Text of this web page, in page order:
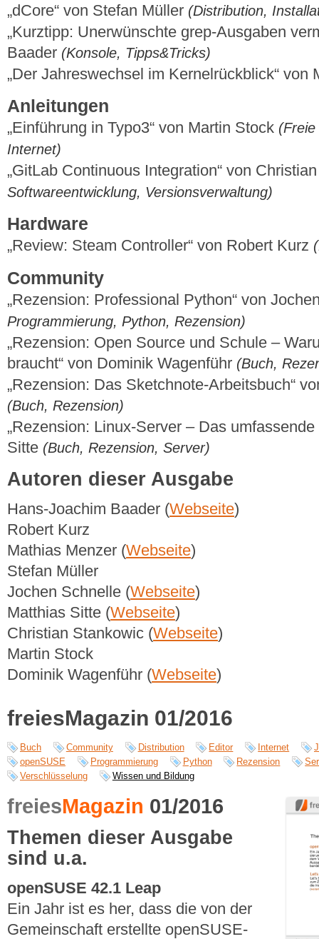
„dCore“ von Stefan Müller (Distribution,
„Kurztipp: Unerwünschte grep-Ausgaben
Baader (Konsole, Tipps&Tricks)
„Der Jahreswechsel im Kernelrückblick“ von
Anleitungen
„Einführung in Typo3“ von Martin Stock
Internet)
„GitLab Continuous Integration“ von
Softwareentwicklung, Versionsverwaltung)
Hardware
„Review: Steam Controller“ von Robert Kurz
Community
„Rezension: Professional Python“ von
Programmierung, Python, Rezension)
„Rezension: Open Source und Schule –
braucht“ von Dominik Wagenführ (Buch,
„Rezension: Das Sketchnote-Arbeitsbuch“
(Buch, Rezension)
„Rezension: Linux-Server – Das
Sitte (Buch, Rezension, Server)
Autoren dieser Ausgabe
Hans-Joachim Baader (Webseite)
Robert Kurz
Mathias Menzer (Webseite)
Stefan Müller
Jochen Schnelle (Webseite)
Matthias Sitte (Webseite)
Christian Stankowic (Webseite)
Martin Stock
Dominik Wagenführ (Webseite)
freiesMagazin 01/2016
Buch Community Distribution Editor Internet
openSUSE
Programmierung Python Rezension
Verschlüsselung
Wissen und Bildung
freiesMagazin 01/2016
Themen dieser Ausgabe
sind u.a.
openSUSE 42.1 Leap
Ein Jahr ist es her, dass die von der
Gemeinschaft erstellte openSUSE-